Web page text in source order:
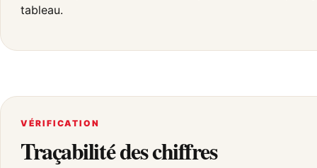
tableau.
VÉRIFICATION
Traçabilité des chiffres